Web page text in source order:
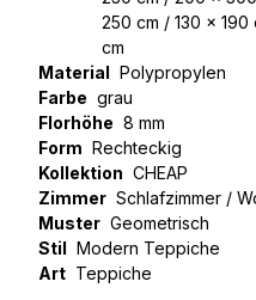
250 cm / 130 x 190
cm
Material Polypropylen
Farbe grau
Florhöhe 8 mm
Form Rechteckig
Kollektion CHEAP
Zimmer Schlafzimmer /
Muster Geometrisch
Stil Modern Teppiche
Art Teppiche